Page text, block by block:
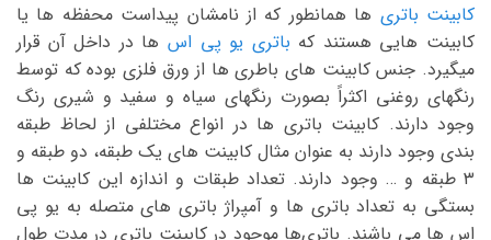
کابینت باتری ها همانطور که از نامشان پیداست محفظه ها یا
کابینت هایی هستند که باتری یو پی اس ها در داخل آن قرار
میگیرد. جنس کابینت های باطری ها از ورق فلزی بوده که توسط
رنگهای روغنی اکثراً بصورت رنگهای سیاه و سفید و شیری رنگ
وجود دارند. کابینت باتری ها در انواع مختلفی از لحاظ طبقه
بندی وجود دارند به عنوان مثال کابینت های یک طبقه، دو طبقه و
۳ طبقه و … وجود دارند. تعداد طبقات و اندازه این کابینت ها
بستگی به تعداد باتری ها و آمپراژ باتری های متصله به یو پی
اس ها می باشند. باتری‌ها موجود در کابینت باتری در مدت طول